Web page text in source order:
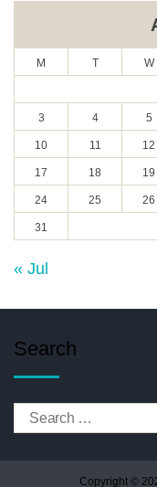
M T W
3 4 5
10 11 12
17 18 19
24 25 26
31
« Jul
Search
Copyright ©